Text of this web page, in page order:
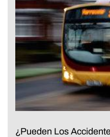
¿Pueden Los